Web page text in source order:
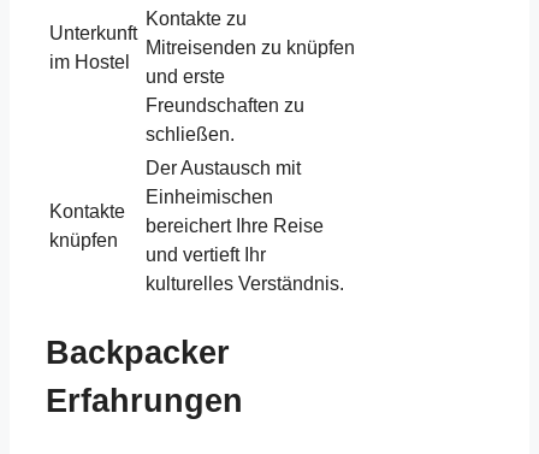
Unterkunft
im Hostel
Kontakte zu
Mitreisenden zu knüpfen
und erste
Freundschaften zu
schließen.
Kontakte
knüpfen
Der Austausch mit
Einheimischen
bereichert Ihre Reise
und vertieft Ihr
kulturelles Verständnis.
Backpacker
Erfahrungen